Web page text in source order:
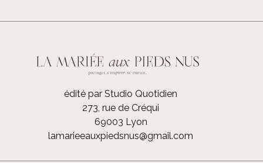
édité par Studio Quotidien
273, rue de Créqui
69003 Lyon
lamarieeauxpiedsnus@gmail.com